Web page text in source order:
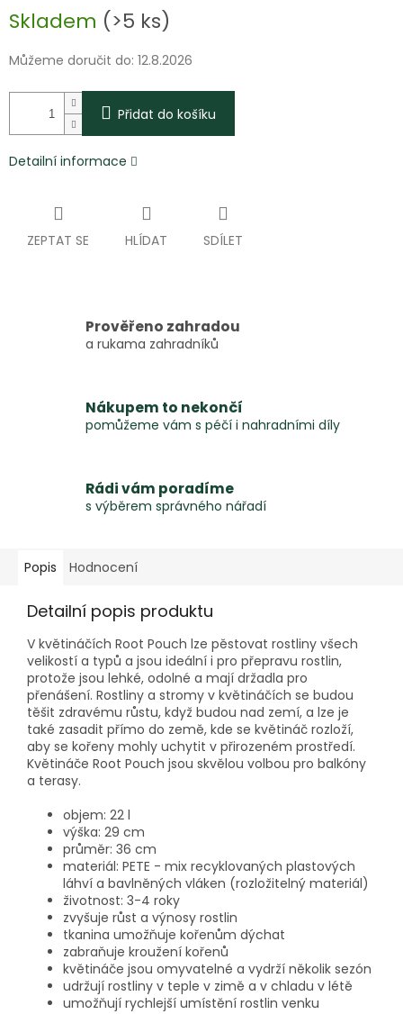
cena:
Skladem (>5 ks)
Můžeme doručit do: 12.8.2026
Přidat do košíku
Detailní informace
ZEPTAT SE HLÍDAT SDÍLET
Prověřeno zahradou
a rukama zahradníků
Nákupem to nekončí
pomůžeme vám s péčí i nahradními díly
Rádi vám poradíme
s výběrem správného nářadí
Popis Hodnocení
Detailní popis produktu
V květináčích Root Pouch lze pěstovat rostliny všech
velikostí a typů a jsou ideální i pro přepravu rostlin,
protože jsou lehké, odolné a mají držadla pro
přenášení. Rostliny a stromy v květináčích se budou
těšit zdravému růstu, když budou nad zemí, a lze je
také zasadit přímo do země, kde se květináč rozloží,
aby se kořeny mohly uchytit v přirozeném prostředí.
Květináče Root Pouch jsou skvělou volbou pro balkóny
a terasy.
objem: 22 l
výška: 29 cm
průměr: 36 cm
materiál: PETE - mix recyklovaných plastových
láhví a bavlněných vláken (rozložitelný materiál)
životnost: 3-4 roky
zvyšuje růst a výnosy rostlin
tkanina umožňuje kořenům dýchat
zabraňuje kroužení kořenů
květináče jsou omyvatelné a vydrží několik sezón
udržují rostliny v teple v zimě a v chladu v létě
umožňují rychlejší umístění rostlin venku